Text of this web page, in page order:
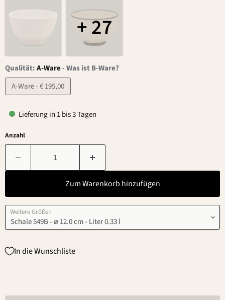
+ 27
Qualität:A-Ware-Was ist B-Ware?
A-Ware - € 195,00
Lieferung in 1 bis 3 Tagen
Anzahl
Zum Warenkorb hinzufügen
Weitere Größen
In die Wunschliste